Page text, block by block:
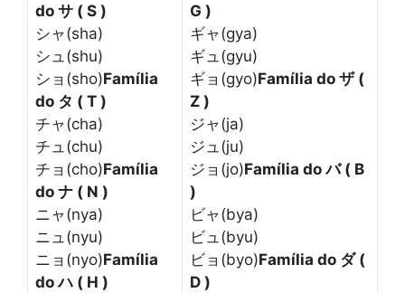
do サ ( S )
シャ(sha)
シュ(shu)
ショ(sho)Família
do タ ( T )
チャ(cha)
チュ(chu)
チョ(cho)Família
do ナ ( N )
ニャ(nya)
ニュ(nyu)
ニョ(nyo)Família
do ハ ( H )
G )
ギャ(gya)
ギュ(gyu)
ギョ(gyo)Família do ザ (
Z )
ジャ(ja)
ジュ(ju)
ジョ(jo)Família do バ ( B
)
ビャ(bya)
ビュ(byu)
ビョ(byo)Família do ダ (
D )